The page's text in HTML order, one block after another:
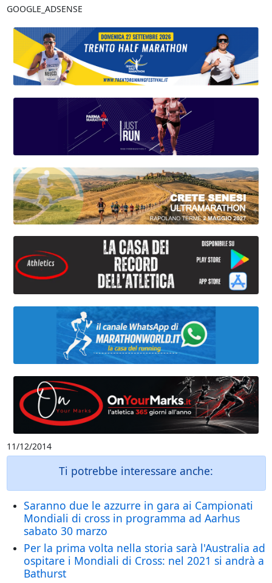
GOOGLE_ADSENSE
11/12/2014
Ti potrebbe interessare anche:
Saranno due le azzurre in gara ai Campionati
Mondiali di cross in programma ad Aarhus
sabato 30 marzo
Per la prima volta nella storia sarà l'Australia ad
ospitare i Mondiali di Cross: nel 2021 si andrà a
Bathurst